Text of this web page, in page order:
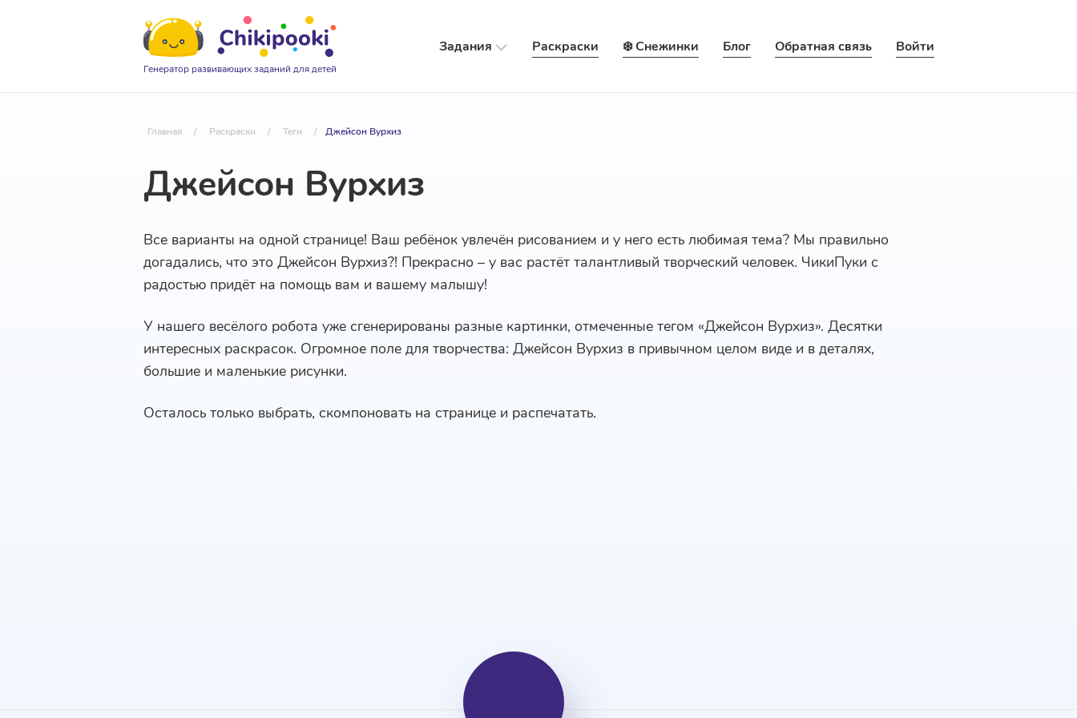
Генератор развивающих заданий для детей
Задания Раскраски ❄️ Снежинки Блог Обратная связь Войти
Главная / Раскраски / Теги / Джейсон Вурхиз
Джейсон Вурхиз
Все варианты на одной странице! Ваш ребёнок увлечён рисованием и у него есть любимая тема? Мы правильно
догадались, что это Джейсон Вурхиз?! Прекрасно – у вас растёт талантливый творческий человек. ЧикиПуки с
радостью придёт на помощь вам и вашему малышу!
У нашего весёлого робота уже сгенерированы разные картинки, отмеченные тегом «Джейсон Вурхиз». Десятки
интересных раскрасок. Огромное поле для творчества: Джейсон Вурхиз в привычном целом виде и в деталях,
большие и маленькие рисунки.
Осталось только выбрать, скомпоновать на странице и распечатать.